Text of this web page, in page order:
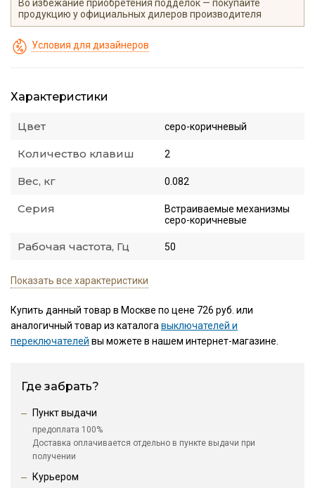
Во избежание приобретения подделок — покупайте
продукцию у официальных дилеров производителя
Условия для дизайнеров
Характеристики
Цвет серо-коричневый
Количество клавиш 2
Вес, кг 0.082
Серия
Встраиваемые механизмы
серо-коричневые
Рабочая частота, Гц 50
Показать все характеристики
Купить данный товар в Москве по цене 726 руб. или
аналогичный товар из каталогавыключателей и
переключателей вы можете в нашем интернет-магазине.
Где забрать?
Пункт выдачи
предоплата 100%
Доставка оплачивается отдельно в пункте выдачи при
получении
Курьером